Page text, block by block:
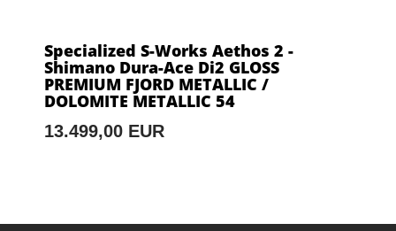
Specialized S-Works Aethos 2 -
Shimano Dura-Ace Di2 GLOSS
PREMIUM FJORD METALLIC /
DOLOMITE METALLIC 54
13.499,00 EUR